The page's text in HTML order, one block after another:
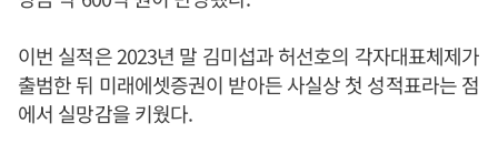
이번 실적은 2023년 말 김미섭과 허선호의 각자대표체제가
출범한 뒤 미래에셋증권이 받아든 사실상 첫 성적표라는 점
에서 실망감을 키웠다.